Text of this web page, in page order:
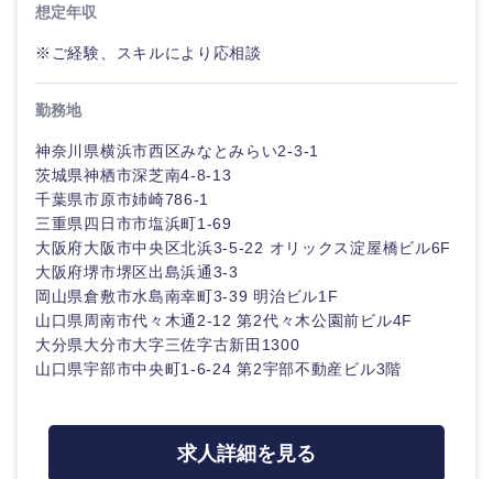
想定年収
※ご経験、スキルにより応相談
勤務地
神奈川県横浜市西区みなとみらい2-3-1
茨城県神栖市深芝南4-8-13
千葉県市原市姉崎786-1
三重県四日市市塩浜町1-69
大阪府大阪市中央区北浜3-5-22 オリックス淀屋橋ビル6F
大阪府堺市堺区出島浜通3-3
岡山県倉敷市水島南幸町3-39 明治ビル1F
山口県周南市代々木通2-12 第2代々木公園前ビル4F
大分県大分市大字三佐字古新田1300
山口県宇部市中央町1-6-24 第2宇部不動産ビル3階
求人詳細を見る